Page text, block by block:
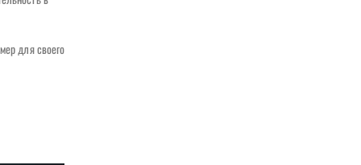
для своего